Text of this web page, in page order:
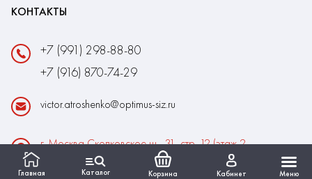
Главная Каталог Корзина Кабинет Меню
КОНТАКТЫ
+7 (991) 298-88-80
+7 (916) 870-74-29
victor.atroshenko@optimus-siz.ru
г. Москва Сколковское ш., 31, стр. 12 (этаж 2,
помещение 22)